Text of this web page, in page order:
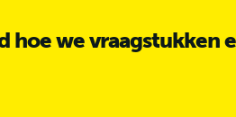
hoe we vraagstukken